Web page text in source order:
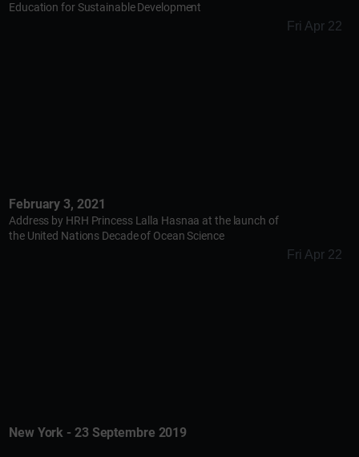
Education for Sustainable Development
Fri Apr 22
February 3, 2021
Address by HRH Princess Lalla Hasnaa at the launch of
the United Nations Decade of Ocean Science
Fri Apr 22
New York - 23 Septembre 2019